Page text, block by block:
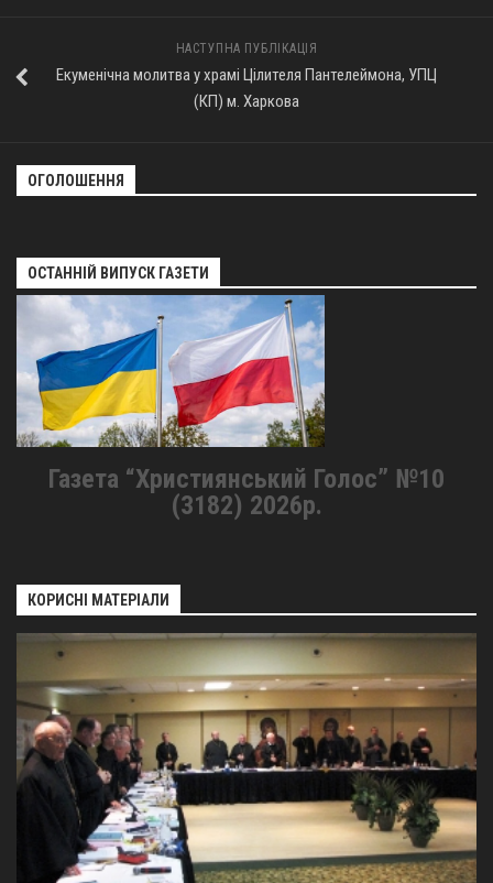
НАСТУПНА ПУБЛІКАЦІЯ
Екуменічна молитва у храмі Цілителя Пантелеймона, УПЦ
(КП) м. Харкова
ОГОЛОШЕННЯ
ОСТАННІЙ ВИПУСК ГАЗЕТИ
Газета “Християнський Голос” №10
(3182) 2026р.
КОРИСНІ МАТЕРІАЛИ